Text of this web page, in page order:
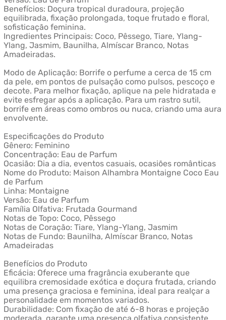
Benefícios: Doçura tropical duradoura, projeção
equilibrada, fixação prolongada, toque frutado e floral,
sofisticação feminina.
Ingredientes Principais: Coco, Pêssego, Tiare, Ylang-
Ylang, Jasmim, Baunilha, Almíscar Branco, Notas
Amadeiradas.
Modo de Aplicação: Borrife o perfume a cerca de 15 cm
da pele, em pontos de pulsação como pulsos, pescoço e
decote. Para melhor fixação, aplique na pele hidratada e
evite esfregar após a aplicação. Para um rastro sutil,
borrife em áreas como ombros ou nuca, criando uma aura
envolvente.
Especificações do Produto
Gênero: Feminino
Concentração: Eau de Parfum
Ocasião: Dia a dia, eventos casuais, ocasiões românticas
Nome do Produto: Maison Alhambra Montaigne Coco Eau
de Parfum
Linha: Montaigne
Versão: Eau de Parfum
Família Olfativa: Frutada Gourmand
Notas de Topo: Coco, Pêssego
Notas de Coração: Tiare, Ylang-Ylang, Jasmim
Notas de Fundo: Baunilha, Almíscar Branco, Notas
Amadeiradas
Benefícios do Produto
Eficácia: Oferece uma fragrância exuberante que
equilibra cremosidade exótica e doçura frutada, criando
uma presença graciosa e feminina, ideal para realçar a
personalidade em momentos variados.
Durabilidade: Com fixação de até 6-8 horas e projeção